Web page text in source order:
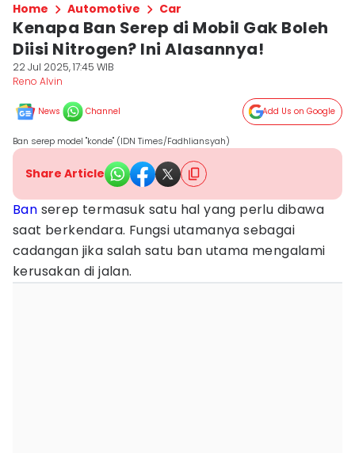
Home Automotive Car
Kenapa Ban Serep di Mobil Gak Boleh
Diisi Nitrogen? Ini Alasannya!
22 Jul 2025, 17:45 WIB
Reno Alvin
News Channel Add Us on Google
Ban serep model "konde" (IDN Times/Fadhliansyah)
Share Article
Ban serep termasuk satu hal yang perlu dibawa
saat berkendara. Fungsi utamanya sebagai
cadangan jika salah satu ban utama mengalami
kerusakan di jalan.